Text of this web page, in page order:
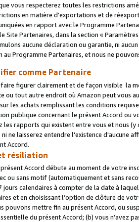
vous respecterez toutes les restrictions
en matière d’exportations et de
en rapport avec le Programme
Site Partenaires, dans la section «
aucune déclaration ou garantie, ni
au Programme Partenaires, et nous ne
comme Partenaire
figurer clairement et de façon visible la
ou tout autre endroit où Amazon peut vous
les achats remplissant les conditions
publique concernant le présent Accord ou
les rapports qui existent entre vous et nous
ni ne laisserez entendre l'existence d'aucune
Accord.
résiliation
présent Accord débute au moment de votre
ou sans motif (automatiquement et sans
jours calendaires à compter de la date à
et en choisissant l’option de clôture de
pouvons mettre fin au présent Accord, ou
du présent Accord; (b) vous n’avez